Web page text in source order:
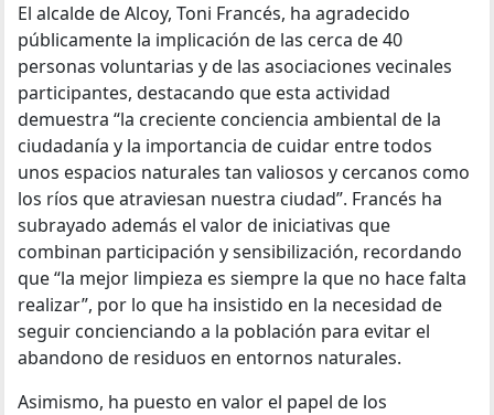
El alcalde de Alcoy, Toni Francés, ha agradecido
públicamente la implicación de las cerca de 40
personas voluntarias y de las asociaciones vecinales
participantes, destacando que esta actividad
demuestra “la creciente conciencia ambiental de la
ciudadanía y la importancia de cuidar entre todos
unos espacios naturales tan valiosos y cercanos como
los ríos que atraviesan nuestra ciudad”. Francés ha
subrayado además el valor de iniciativas que
combinan participación y sensibilización, recordando
que “la mejor limpieza es siempre la que no hace falta
realizar”, por lo que ha insistido en la necesidad de
seguir concienciando a la población para evitar el
abandono de residuos en entornos naturales.
Asimismo, ha puesto en valor el papel de los